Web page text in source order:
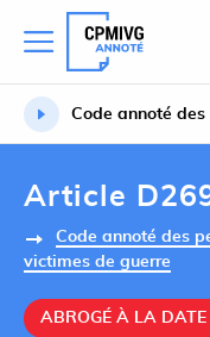
Code annoté
Article
Code annoté des
victimes de guerre
ABROGÉ À LA